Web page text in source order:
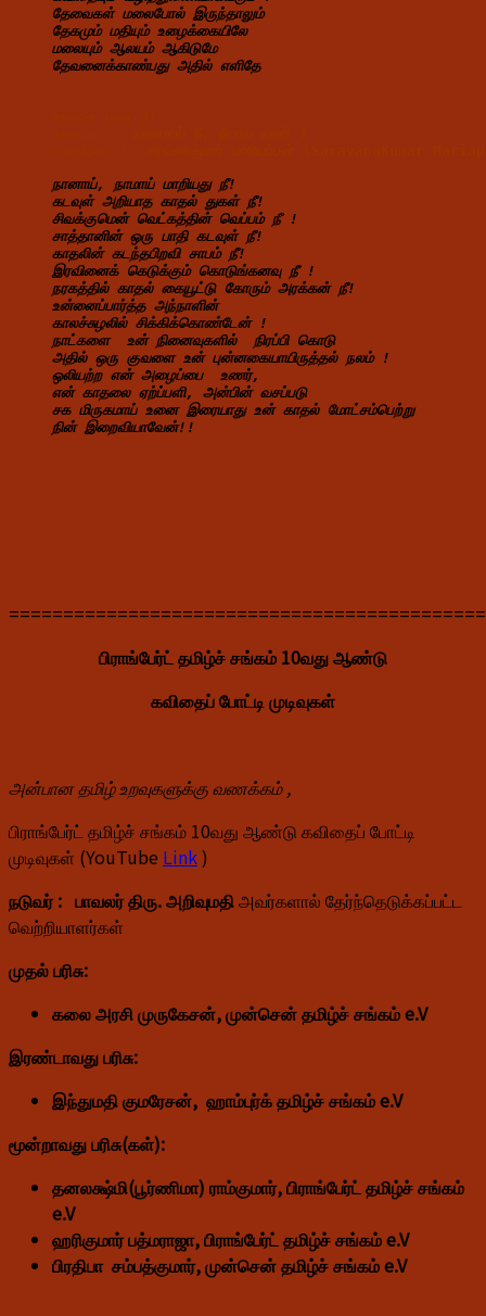
தேவைகள் மலைபோல் இருந்தாலும்
தேகமும் மதியும் உழைக்கையிலே
மலையும் ஆலயம் ஆகிடுமே
தேவனைக்காண்பது அதில் எளிதே
நானாய், நாமாய் மாறியது நீ!
கடவுள் அறியாத காதல் துகள் நீ!
சிவக்குமென் வெட்கத்தின் வெப்பம் நீ !
சாத்தானின் ஒரு பாதி கடவுள் நீ!
காதலின் கடந்தபிறவி சாபம் நீ!
இரவினைக் கெடுக்கும் கொடுங்கனவு நீ !
நரகத்தில் காதல் கையூட்டு கோரும் அரக்கன் நீ!
உன்னைப்பார்த்த அந்நாளின்
காலச்சுழலில் சிக்கிக்கொண்டேன் !
நாட்களை  உன் நினைவுகளில்  நிரப்பி கொடு
அதில் ஒரு குவளை உன் புன்னகையாயிருத்தல் நலம் !
ஒலியற்ற என் அழைப்பை  உணர்,
என் காதலை ஏற்ப்பளி, அன்பின் வசப்படு
சக மிருகமாய் உனை இரையாது உன் காதல் மோட்சம்பெற்று
நின் இறைவியாவேன்!!
பிராங்பேர்ட் தமிழ்ச் சங்கம் 10வது ஆண்டு
கவிதைப் போட்டி முடிவுகள்
அன்பான தமிழ் உறவுகளுக்கு வணக்கம் ,
பிராங்பேர்ட் தமிழ்ச் சங்கம் 10வது ஆண்டு கவிதைப் போட்டி
முடிவுகள் (YouTube Link)
நடுவர் : பாவலர் திரு. அறிவுமதிஅவர்களால் தேர்ந்தெடுக்கப்பட்ட
வெற்றியாளர்கள்
முதல் பரிசு:
கலை அரசி முருகேசன், முன்சென் தமிழ்ச் சங்கம் e.V
இரண்டாவது பரிசு:
இந்துமதி குமரேசன், ஹாம்புர்க் தமிழ்ச் சங்கம் e.V
மூன்றாவது பரிசு(கள்):
தனலக்ஷ்மி(பூர்ணிமா) ராம்குமார், பிராங்பேர்ட் தமிழ்ச் சங்கம்
e.V
ஹரிகுமார் பத்மராஜா, பிராங்பேர்ட் தமிழ்ச் சங்கம் e.V
பிரதிபா சம்பத்குமார், முன்சென் தமிழ்ச் சங்கம் e.V